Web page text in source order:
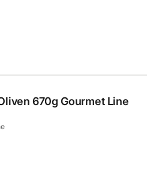
670g Gourmet Line